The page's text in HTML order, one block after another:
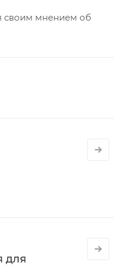
своим мнением об
для